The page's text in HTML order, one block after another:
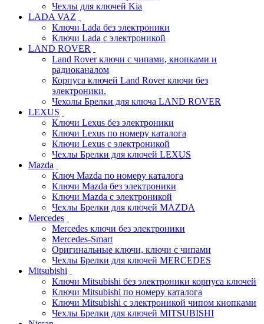
Чехлы для ключей Kia
LADA VAZ
Ключи Lada без электроники
Ключи Lada с электроникой
LAND ROVER
Land Rover ключи с чипами, кнопками и
радиоканалом
Корпуса ключей Land Rover ключи без
электроники.
Чехолы Брелки для ключа LAND ROVER
LEXUS
Ключи Lexus без электроники
Ключи Lexus по номеру каталога
Ключи Lexus с электроникой
Чехлы Брелки для ключей LEXUS
Mazda
Ключ Mazda по номеру каталога
Ключи Mazda без электроники
Ключи Mazda с электроникой
Чехлы Брелки для ключей MAZDA
Mercedes
Mercedes ключи без электроники
Mercedes-Smart
Оригинальные ключи, ключи с чипами
Чехлы Брелки для ключей MERCEDES
Mitsubishi
Ключи Mitsubishi без электроники корпуса ключей
Ключи Mitsubishi по номеру каталога
Ключи Mitsubishi с электроникой чипом кнопками
Чехлы Брелки для ключей MITSUBISHI